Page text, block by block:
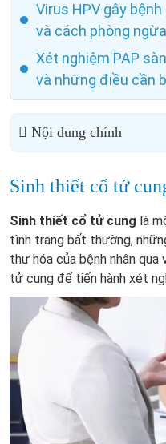
Virus HPV gây
và cách phòng ngừa
Xét nghiệm PAP
và những điều cần
Nội dung chính
Sinh thiết cổ tử
Sinh thiết cổ tử cung là
tình trạng bất thường,
thư hóa của bệnh nhân
tử cung để tiến hành xét